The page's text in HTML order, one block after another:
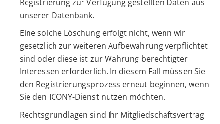
Registrierung zur Verfügung gestellten Daten aus
unserer Datenbank.
Eine solche Löschung erfolgt nicht, wenn wir
gesetzlich zur weiteren Aufbewahrung verpflichtet
sind oder diese ist zur Wahrung berechtigter
Interessen erforderlich. In diesem Fall müssen Sie
den Registrierungsprozess erneut beginnen, wenn
Sie den ICONY-Dienst nutzen möchten.
Rechtsgrundlagen sind Ihr Mitgliedschaftsvertrag